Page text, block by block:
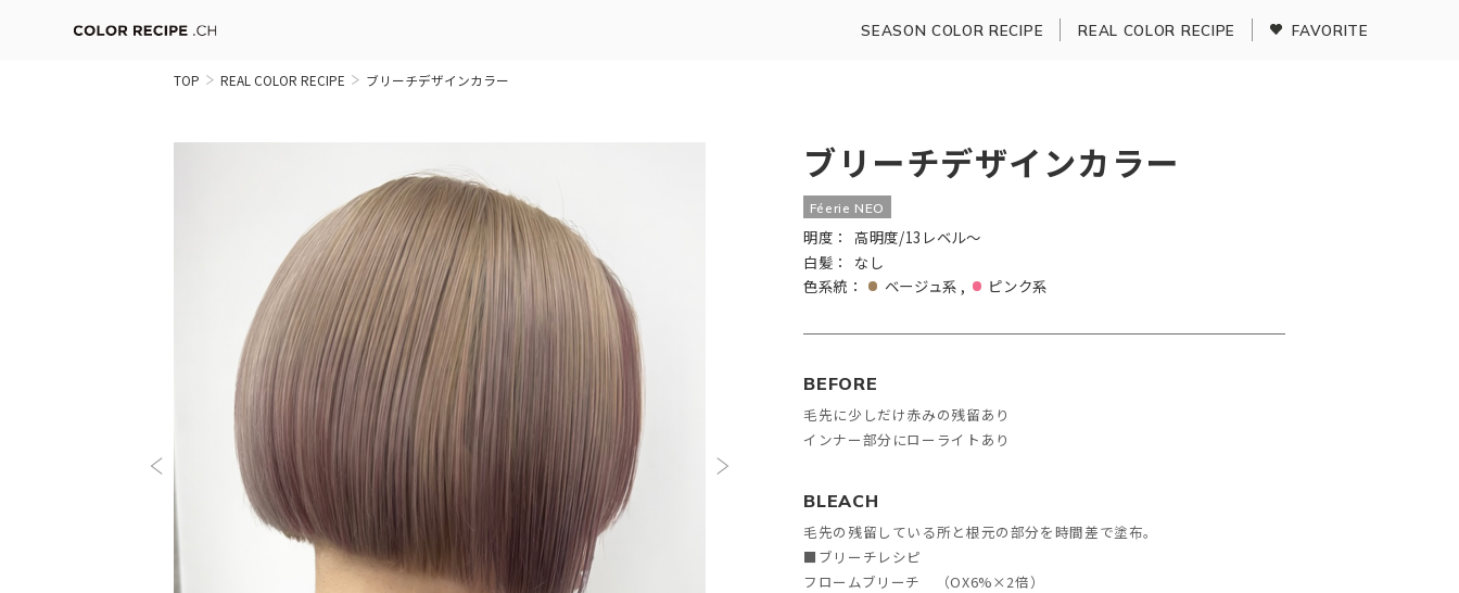
SEASON COLOR RECIPE REAL COLOR RECIPE FAVORITE
TOP REAL COLOR RECIPE ブリーチデザインカラー
ブリーチデザインカラー
Féerie NEO
明度： 高明度/13レベル〜
白髪：
なし
色系統：
ベージュ系 ピンク系
BEFORE
毛先に少しだけ赤みの残留あり
インナー部分にローライトあり
BLEACH
毛先の残留している所と根元の部分を時間差で塗布。
■ブリーチレシピ
フロームブリーチ （OX6%×2倍）